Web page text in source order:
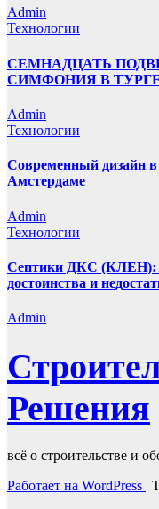
Admin
Технологии
СЕМНАДЦАТЬ
СИМФОНИЯ В
Admin
Технологии
Современный дизайн
Амстердаме
Admin
Технологии
Септики ДКС (КЛЕН):
достоинства и
Admin
Решения
всё о строительстве и
Работает на WordPress |